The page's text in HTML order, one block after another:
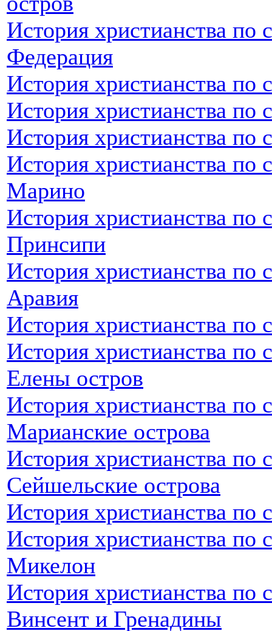
История христианства по
Федерация
История христианства по
История христианства
История христианства по
История христианства по
Марино
История христианства
Принсипи
История христианства по
Аравия
История христианства по
История христианства по
Елены остров
История христианства
Марианские острова
История христианства по
Сейшельские острова
История христианства по
История христианства
Микелон
История христианства по
Винсент и Гренадины